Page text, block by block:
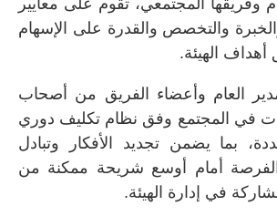
والتخصص والقدرة على الإسهام
الهيئة.
العام وأعضاء الفريق من أصحاب
في المجتمع وفق نظام تكليف دوري
بما يضمن تجديد الأفكار وتبادل
الفرصة أمام أوسع شريحة ممكنة من
في إدارة الهيئة.